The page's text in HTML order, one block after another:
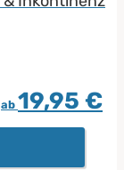
ab 19,95 €